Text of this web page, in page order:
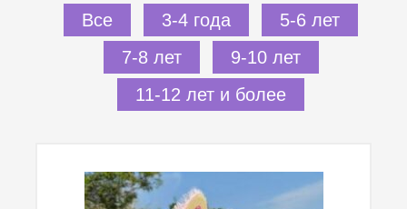
Все 3-4 года
5-6 лет
7-8 лет
9-10 лет
11-12 лет и более